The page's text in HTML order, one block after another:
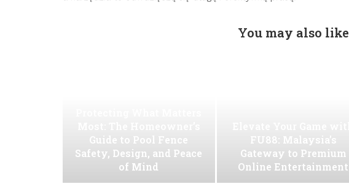
You may also like
Guide to Pool Fence
Safety, Design, and Peace
of Mind
FU88: Malaysia’s
Gateway to Premium
Online Entertainment